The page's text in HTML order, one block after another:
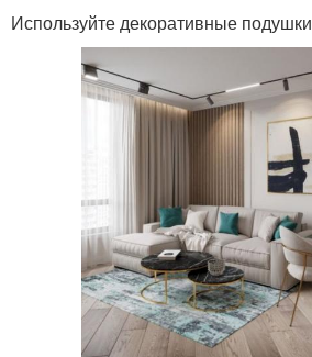
Используйте декоративные подушки